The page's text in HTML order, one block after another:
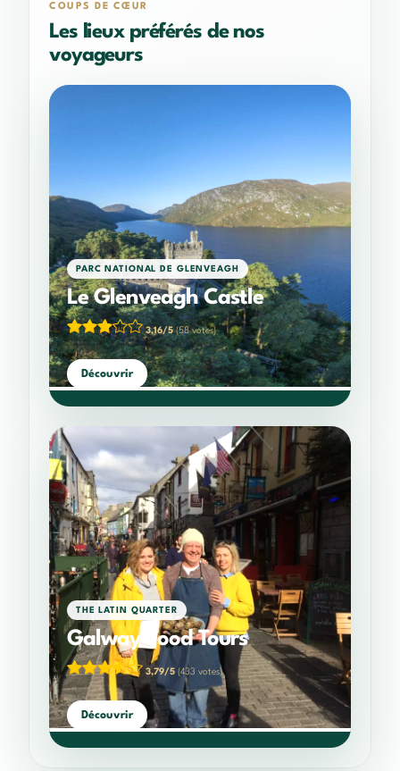
COUPS DE CŒUR
Les lieux préférés de nos
voyageurs
PARC NATIONAL DE GLENVEAGH
Le Glenveagh Castle
3,16/5(58 votes)
Découvrir
THE LATIN QUARTER
Galway Food Tours
3,79/5 (433 votes)
Découvrir